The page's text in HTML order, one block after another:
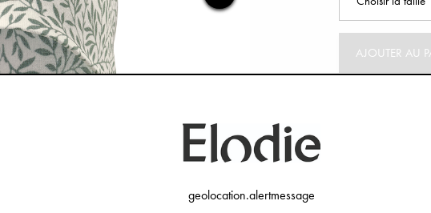
AJOUTER AU
geolocation.alertmessage